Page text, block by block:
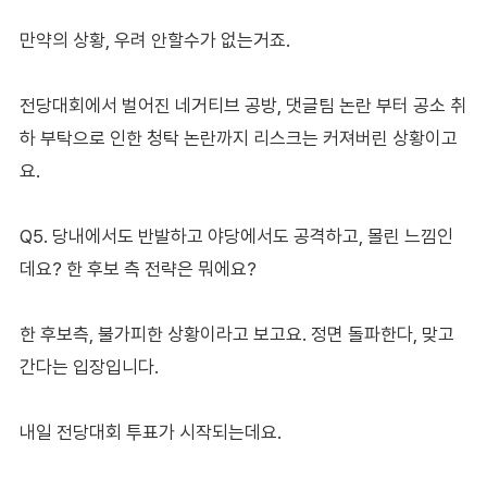
만약의 상황, 우려 안할수가 없는거죠.
전당대회에서 벌어진 네거티브 공방, 댓글팀 논란 부터 공소 취
하 부탁으로 인한 청탁 논란까지 리스크는 커져버린 상황이고
요.
Q5. 당내에서도 반발하고 야당에서도 공격하고, 몰린 느낌인
데요? 한 후보 측 전략은 뭐에요?
한 후보측, 불가피한 상황이라고 보고요. 정면 돌파한다, 맞고
간다는 입장입니다.
내일 전당대회 투표가 시작되는데요.